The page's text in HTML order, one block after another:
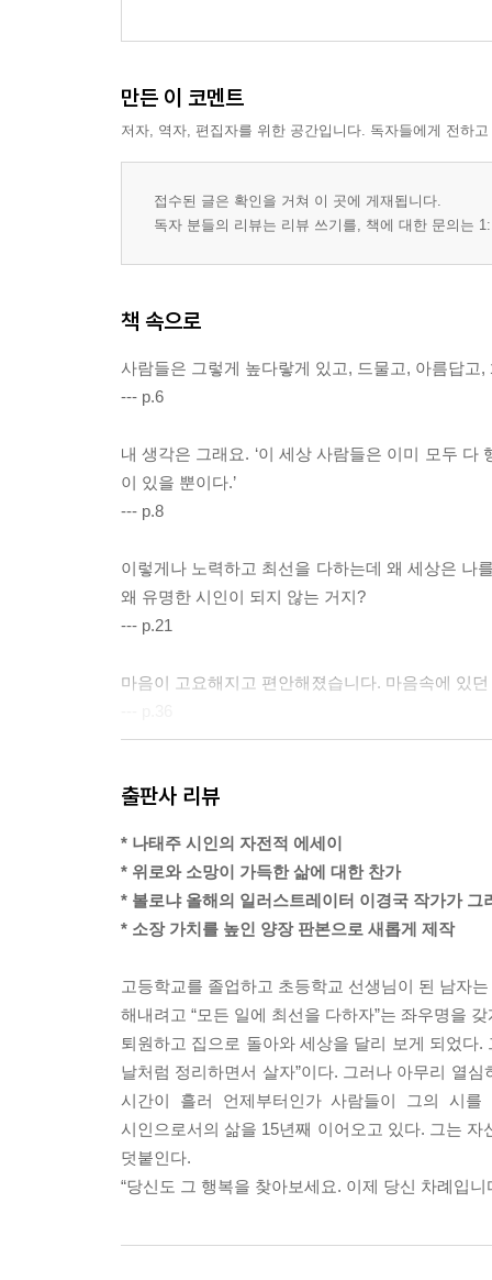
만든 이 코멘트
저자, 역자, 편집자를 위한 공간입니다. 독자들에게 전하
접수된 글은 확인을 거쳐 이 곳에 게재됩니다.
독자 분들의 리뷰는 리뷰 쓰기를, 책에 대한 문의는
책 속으로
사람들은 그렇게 높다랗게 있고, 드물고, 아름답
--- p.6
내 생각은 그래요. ‘이 세상 사람들은 이미 모두
이 있을 뿐이다.’
--- p.8
이렇게나 노력하고 최선을 다하는데 왜 세상은 나
왜 유명한 시인이 되지 않는 거지?
--- p.21
마음이 고요해지고 편안해졌습니다. 마음속에 있
--- p.40
행복은 먼 곳에 있는 것이 아닙니다. 크고 대단한
그것을 찾아내지 못했을 뿐입니다.
--- p.56
--- p.60
그날로부터 남자는 자기 자신이 정말로 행복한 사
사람, 나입니다.
--- p.62
자, 당신도 그것을 찾아보시지요. 이제는, 당신 차
출판사 리뷰
* 나태주 시인의 자전적 에세이
* 위로와 소망이 가득한 삶에 대한 찬가
* 볼로냐 올해의 일러스트레이터 이경국 작가가 그
* 소장 가치를 높인 양장 판본으로 새롭게 제작
고등학교를 졸업하고 초등학교 선생님이 된 남자
해내려고 “모든 일에 최선을 다하자”는 좌우명을
퇴원하고 집으로 돌아와 세상을 달리 보게 되었다
날처럼 정리하면서 살자”이다. 그러나 아무리 열
시간이 흘러 언제부터인가 사람들이 그의 시
시인으로서의 삶을 15년째 이어오고 있다. 그는
덧붙인다.
“당신도 그 행복을 찾아보세요. 이제 당신 차례입니